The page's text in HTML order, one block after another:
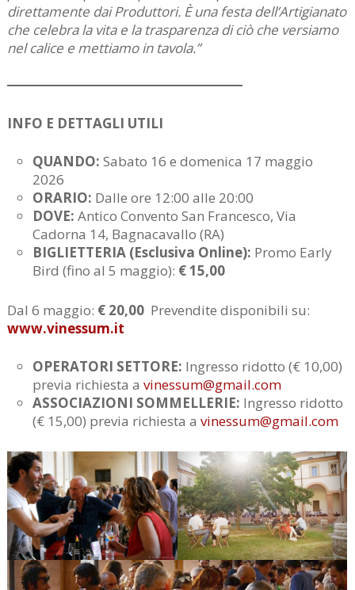
direttamente dai Produttori. È una festa dell’Artigianato
che celebra la vita e la trasparenza di ciò che versiamo
nel calice e mettiamo in tavola.”
INFO E DETTAGLI UTILI
QUANDO: Sabato 16 e domenica 17 maggio
2026
ORARIO: Dalle ore 12:00 alle 20:00
DOVE: Antico Convento San Francesco, Via
Cadorna 14, Bagnacavallo (RA)
BIGLIETTERIA (Esclusiva Online): Promo Early
Bird (fino al 5 maggio): € 15,00
Dal 6 maggio: € 20,00Prevendite disponibili su:
www.vinessum.it
OPERATORI SETTORE: Ingresso ridotto (€ 10,00)
previa richiesta avinessum@gmail.com
ASSOCIAZIONI SOMMELLERIE: Ingresso ridotto
(€ 15,00) previa richiesta avinessum@gmail.com